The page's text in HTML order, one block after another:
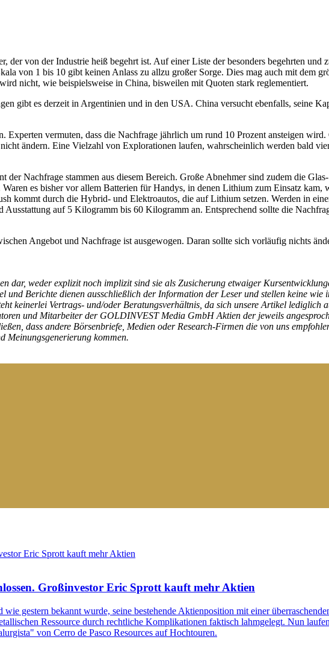
von der Industrie heiß begehrt ist. Auf einer Liste der besonders begehrten und
von 1 bis 10 gibt keinen Anlass zu allzu großer Sorge. Dies mag auch mit dem
nicht, wie beispielsweise in China, bisweilen mit Quoten stark reglementiert.
gibt es derzeit in Argentinien und in den USA. China versucht ebenfalls, seine
vermuten, dass die Nachfrage jährlich um rund 10 Prozent ansteigen
ändern. Eine Vielzahl von Explorationen laufen, wahrscheinlich werden bald
Nachfrage stammen aus diesem Bereich. Große Abnehmer sind zudem die
es bisher vor allem Batterien für Handys, in denen Lithium zum Einsatz kam,
kommt durch die Hybrid- und Elektroautos, die auf Lithium setzen. Werden in
auf 5 Kilogramm bis 60 Kilogramm an. Entsprechend sollte die
Angebot und Nachfrage ist ausgewogen. Daran sollte sich vorläufig nichts
dar, weder explizit noch implizit sind sie als Zusicherung etwaiger
Berichte dienen ausschließlich der Information der Leser und stellen keine wie
keinerlei Vertrags- und/oder Beratungsverhältnis, da sich unsere Artikel lediglich
und Mitarbeiter der GOLDINVEST Media GmbH Aktien der jeweils
dass andere Börsenbriefe, Medien oder Research-Firmen die von uns
Meinungsgenerierung kommen.
Großinvestor Eric Sprott kauft mehr Aktien
gestern bekannt wurde, seine bestehende Aktienposition mit einer
Ressource durch rechtliche Komplikationen faktisch lahmgelegt. Nun
von Cerro de Pasco Resources auf Hochtouren.